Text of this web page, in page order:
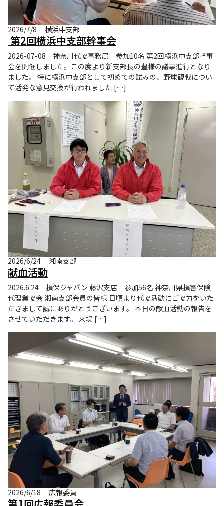
2026/7/8 横浜中支部
第2回横浜中支部幹事会
2026-07-08 神奈川代協事務局 参加10名 第2回横浜中支部幹事
会を開催しました。この度より新支部長の豊様の議事進行となり
ました。 特に横浜中支部として初めての試みの、野球観戦につい
て活発な意見交換が行われました […]
2026/6/24 湘南支部
献血活動
2026.6.24 損保ジャパン 藤沢支店 参加56名 神奈川県損害保険
代理業協会 湘南支部会員の皆様 日頃より代協活動にご協力をいた
だきまして誠にありがとうございます。 本日の献血活動の報告を
させていただきます。 来場 […]
2026/6/18 広報委員